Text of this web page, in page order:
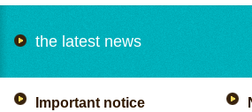
the latest news
Important notice